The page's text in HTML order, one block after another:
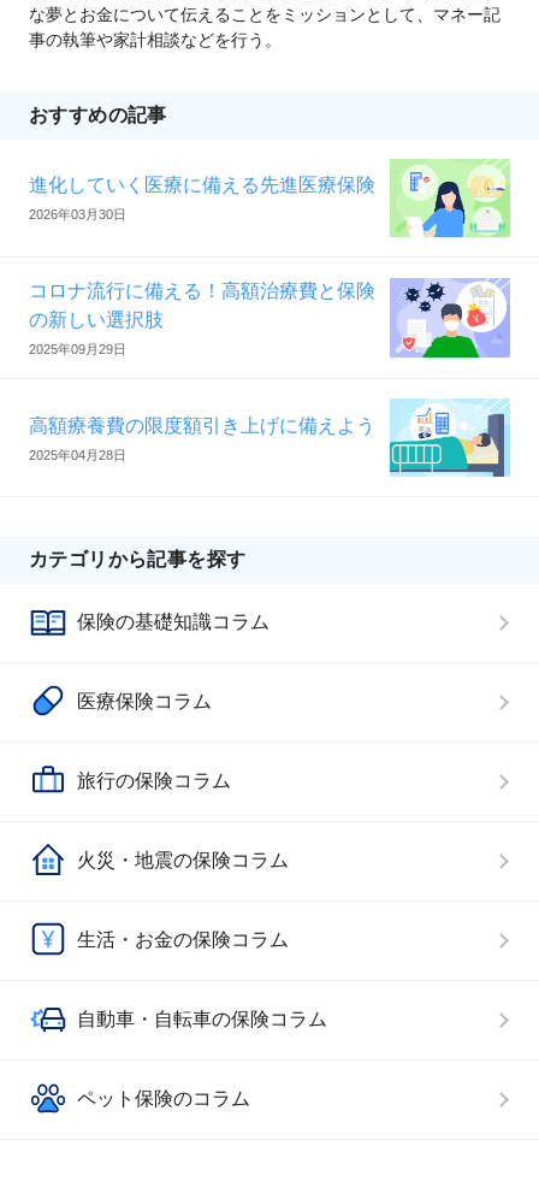
な夢とお金について伝えることをミッションとして、マネー記
事の執筆や家計相談などを行う。
おすすめの記事
進化していく医療に備える先進医療保険
2026年03月30日
コロナ流行に備える！高額治療費と保険
の新しい選択肢
2025年09月29日
高額療養費の限度額引き上げに備えよう
2025年04月28日
カテゴリから記事を探す
保険の基礎知識コラム
医療保険コラム
旅行の保険コラム
火災・地震の保険コラム
生活・お金の保険コラム
自動車・自転車の保険コラム
ペット保険のコラム